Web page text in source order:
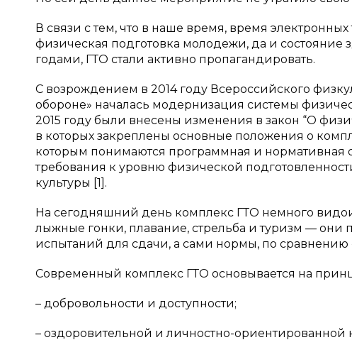
В связи с тем, что в наше время, время
физическая подготовка молодежи, да и
годами, ГТО стали активно пропагандировать.
С возрождением в 2014 году Всероссийского
обороне» началась модернизация системы
2015 году были внесены изменения в закон “О
в которых закреплены основные положения о
которым понимаются программная и нормативная
требования к уровню физической
культуры [1].
На сегодняшний день комплекс ГТО немного
лыжные гонки, плавание, стрельба и туризм — они
испытаний для сдачи, а сами нормы, по сравнению
Современный комплекс ГТО основывается на
– добровольности и доступности;
– оздоровительной и личностно-ориентированной